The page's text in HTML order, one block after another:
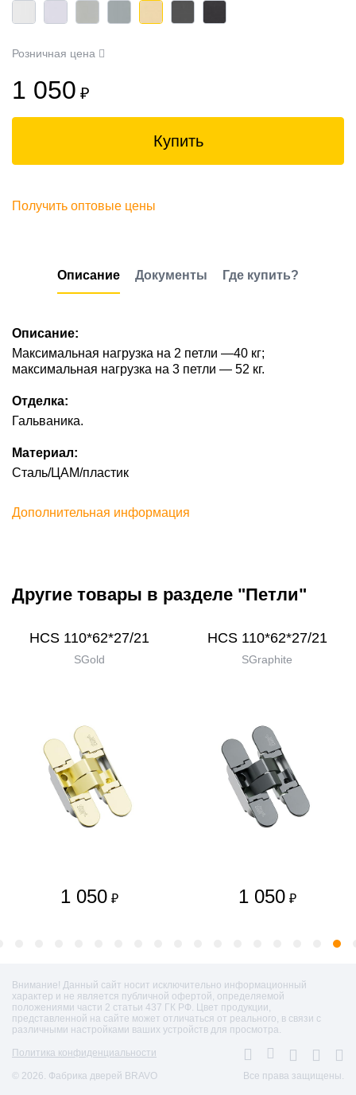
Розничная цена
1 050 ₽
Купить
Получить оптовые цены
Описание Документы Где купить?
Описание:
Максимальная нагрузка на 2 петли —40 кг;
максимальная нагрузка на 3 петли — 52 кг.
Отделка:
Гальваника.
Материал:
Сталь/ЦАМ/пластик
Дополнительная информация
Другие товары в разделе "Петли"
HCS 110*62*27/21
SGold
1 050 ₽
HCS 110*62*27/21
SGraphite
1 050 ₽
Внимание! Данный сайт носит исключительно информационный
характер и не является публичной офертой, определяемой
положениями части 2 статьи 437 ГК РФ. Цвет продукции,
представленной на сайте может отличаться от реального, в связи с
различными настройками ваших устройств для просмотра.
Политика конфиденциальности
© 2026. Фабрика дверей BRAVO Все права защищены.